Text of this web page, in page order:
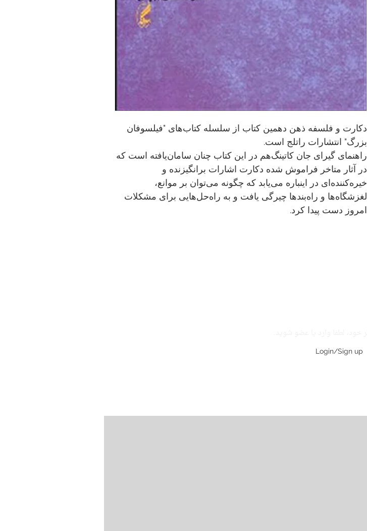
دکارت و فلسفه ذهن دهمین کتاب از سلسله کتاب‌های "فیلسوفان
بزرگ" انتشارات راتلج است.
راهنمای گیرای جان کاتینگ‌هم در این کتاب چنان سامان‌یافته است که
در آثار متاخر فراموش شده دکارت اشارات برانگیزنده و
خیره‌کننده‌ای در اینباره می‌یابد که چگونه می‌توان بر موانع،
لغزشگاه‌ها و راه‌بندها چیرگی یافت و به راه‌حل‌هایی برای مشکلات
امروز دست پیدا کرد.
Login/Sign up